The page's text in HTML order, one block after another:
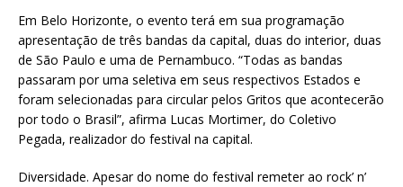
Em Belo Horizonte, o evento terá em sua programação
apresentação de três bandas da capital, duas do interior, duas
de São Paulo e uma de Pernambuco. “Todas as bandas
passaram por uma seletiva em seus respectivos Estados e
foram selecionadas para circular pelos Gritos que acontecerão
por todo o Brasil”, afirma Lucas Mortimer, do Coletivo
Pegada, realizador do festival na capital.
Diversidade. Apesar do nome do festival remeter ao rock’ n’